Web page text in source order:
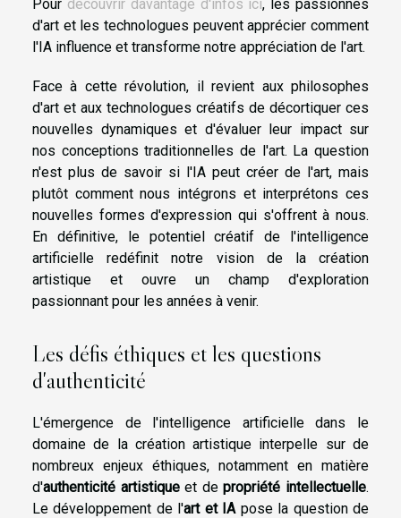
Pour découvrir davantage d'infos ici, les passionnés
d'art et les technologues peuvent apprécier comment
l'IA influence et transforme notre appréciation de l'art.
Face à cette révolution, il revient aux philosophes
d'art et aux technologues créatifs de décortiquer ces
nouvelles dynamiques et d'évaluer leur impact sur
nos conceptions traditionnelles de l'art. La question
n'est plus de savoir si l'IA peut créer de l'art, mais
plutôt comment nous intégrons et interprétons ces
nouvelles formes d'expression qui s'offrent à nous.
En définitive, le potentiel créatif de l'intelligence
artificielle redéfinit notre vision de la création
artistique et ouvre un champ d'exploration
passionnant pour les années à venir.
Les défis éthiques et les questions
d'authenticité
L'émergence de l'intelligence artificielle dans le
domaine de la création artistique interpelle sur de
nombreux enjeux éthiques, notamment en matière
d'authenticité artistiqueet depropriété intellectuelle.
Le développement de l'art et IA pose la question de